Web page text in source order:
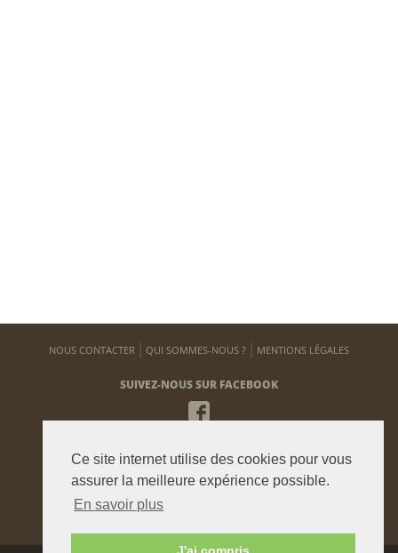
Ce site internet utilise des cookies pour vous
assurer la meilleure expérience possible.
En savoir plus
NOUS CONTACTER QUI SOMMES-NOUS ? MENTIONS LÉGALES
SUIVEZ-NOUS SUR FACEBOOK
NEWSLETTER
Pour vous tenir informé de notre actualité